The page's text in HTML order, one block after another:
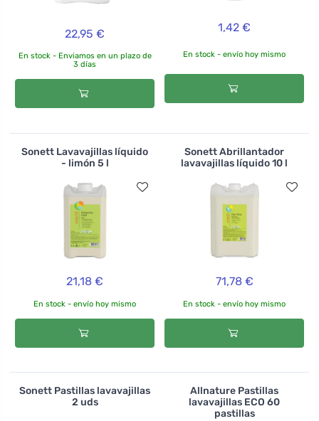
22,95 €
En stock - Enviamos en un plazo de
3 días
1,42 €
En stock - envío hoy mismo
Sonett Lavavajillas líquido
- limón 5 l
21,18 €
En stock - envío hoy mismo
Sonett Abrillantador
lavavajillas líquido 10 l
71,78 €
En stock - envío hoy mismo
Sonett Pastillas lavavajillas
2 uds
Allnature Pastillas
lavavajillas ECO 60
pastillas